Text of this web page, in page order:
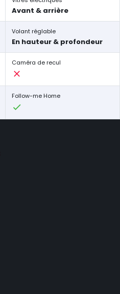
Avant & arrière
Volant réglable
En hauteur & profondeur
Caméra de recul
Follow-me Home